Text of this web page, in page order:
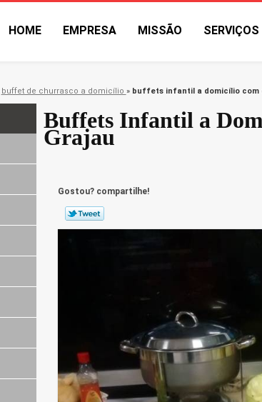
HOME EMPRESA MISSÃO SERVIÇOS
buffet de churrasco a domicílio » buffets infantil a domicílio com
Buffets Infantil a
Grajau
Gostou? compartilhe!